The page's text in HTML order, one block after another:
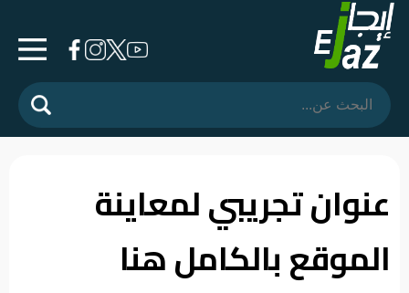
الرئيسية
المشهد
فرشة
الأسواق
عنوان تجريبي لمعاينة
الموقع بالكامل هنا